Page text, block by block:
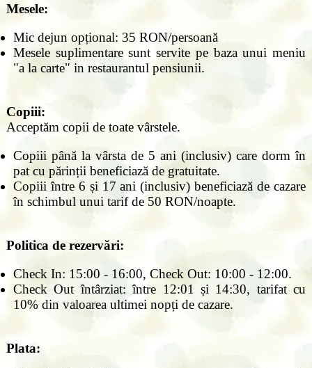
Mesele:
Mic dejun opțional: 35 RON/persoană
Mesele suplimentare sunt servite pe baza unui meniu
"a la carte" in restaurantul pensiunii.
Copiii:
Acceptăm copii de toate vârstele.
Copiii până la vârsta de 5 ani (inclusiv) care dorm în
pat cu părinții beneficiază de gratuitate.
Copiii între 6 și 17 ani (inclusiv) beneficiază de cazare
în schimbul unui tarif de 50 RON/noapte.
Politica de rezervări:
Check In: 15:00 - 16:00, Check Out: 10:00 - 12:00.
Check Out întârziat: între 12:01 și 14:30, tarifat cu
10% din valoarea ultimei nopți de cazare.
Plata: